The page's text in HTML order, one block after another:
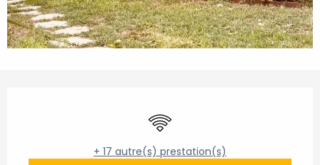
WiFi
+ 17 autre(s) prestation(s)